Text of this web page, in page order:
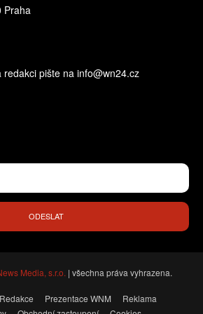
Praha
pište na info@wn24.cz
ODESLAT
Media, s.r.o. | všechna práva vyhrazena.
Prezentace WNM
Reklama